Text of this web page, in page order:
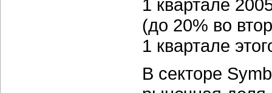
1 квартале
(до 20% во
1 квартале
В секторе